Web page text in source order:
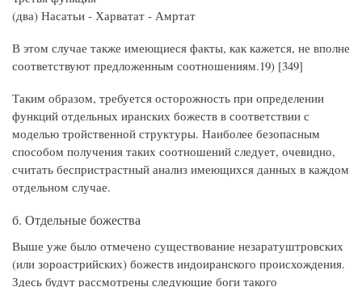
(два) Насатьи - Харватат - Амртат
В этом случае также имеющиеся факты, как кажется, не вполне
соответствуют предложенным соотношениям.19) [349]
Таким образом, требуется осторожность при определении
функций отдельных иранских божеств в соответствии с
моделью тройственной структуры. Наиболее безопасным
способом получения таких соотношений следует, очевидно,
считать беспристрастный анализ имеющихся данных в каждом
отдельном случае.
б. Отдельные божества
Выше уже было отмечено существование незаратуштровских
(или зороастрийских) божеств индоиранского происхождения.
Здесь будут рассмотрены следующие боги такого